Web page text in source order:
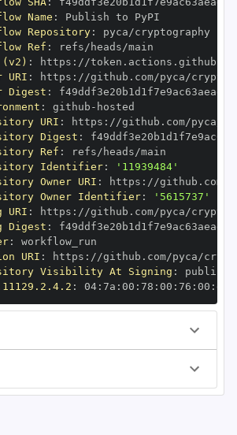
Name :
Repository:
Ref :
(v2) : https :
URI : https : //github.com/pyca/
Digest :
: github -
URI : https :
Digest :
Ref :
Identifier:
'11939484'
Owner URI : https :
Owner Identifier:
'5615737'
URI : https : //github.com/pyca/
Digest :
:
URI : https :
Visibility At Signing :
: 04: 7a : 00 : 78 : 00 : 76 : 00 : dd